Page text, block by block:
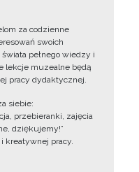
za codzienne
swoich
pełnego wiedzy i
lekcje muzealne będą
pracy dydaktycznej.
siebie:
przebieranki, zajęcia
dziękujemy!”
kreatywnej pracy.